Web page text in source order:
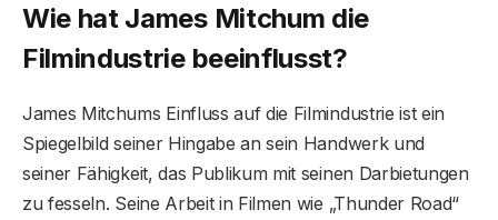
Wie hat James Mitchum die
Filmindustrie beeinflusst?
James Mitchums Einfluss auf die Filmindustrie ist ein
Spiegelbild seiner Hingabe an sein Handwerk und
seiner Fähigkeit, das Publikum mit seinen Darbietungen
zu fesseln. Seine Arbeit in Filmen wie „Thunder Road“